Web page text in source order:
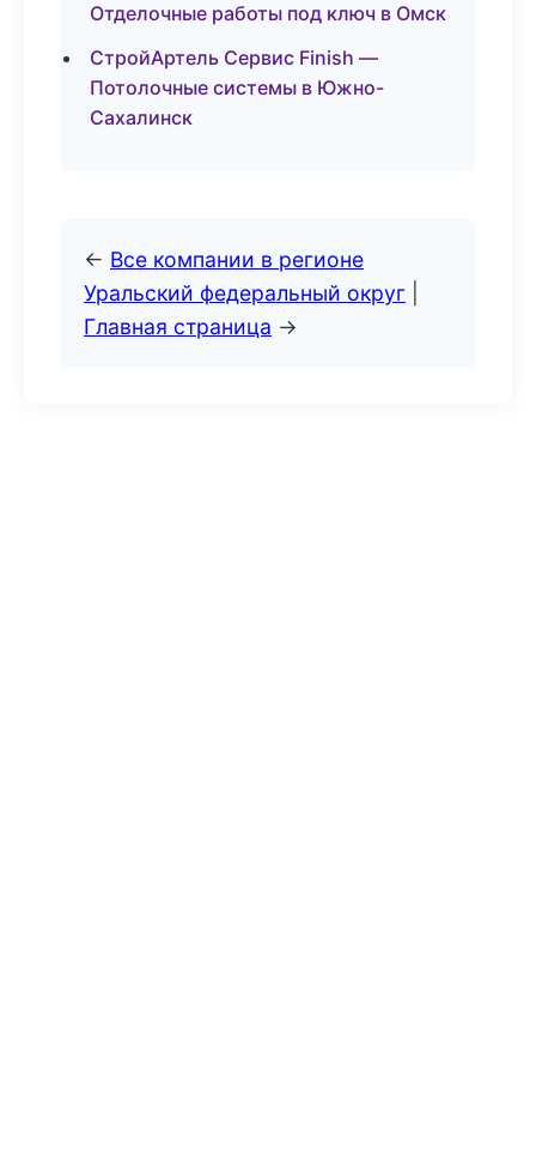
Отделочные работы под ключ в Омск
СтройАртель Сервис Finish —
Потолочные системы в Южно-
Сахалинск
← Все компании в регионе
Уральский федеральный округ
Главная страница →